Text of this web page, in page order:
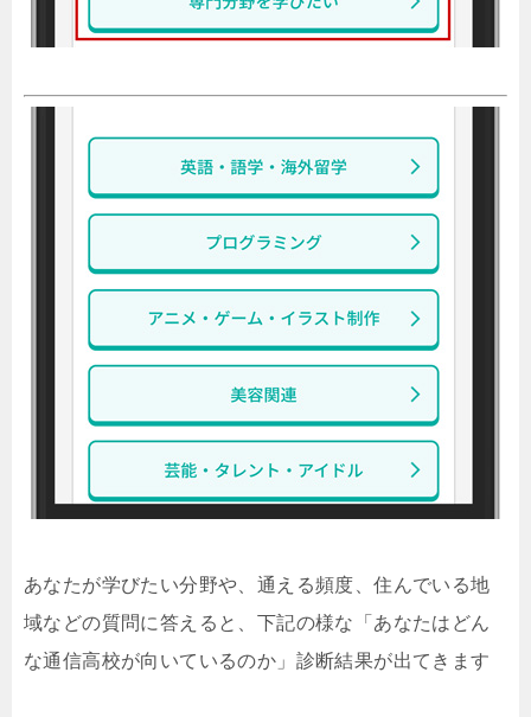
あなたが学びたい分野や、通える頻度、住んでいる地
域などの質問に答えると、下記の様な「あなたはどん
な通信高校が向いているのか」診断結果が出てきます